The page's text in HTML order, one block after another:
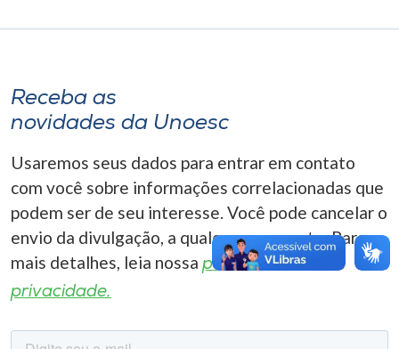
A-
Receba as
novidades da Unoesc
Usaremos seus dados para entrar em contato
com você sobre informações correlacionadas que
podem ser de seu interesse. Você pode cancelar o
envio da divulgação, a qualquer momento. Para
mais detalhes, leia nossa política de
privacidade.